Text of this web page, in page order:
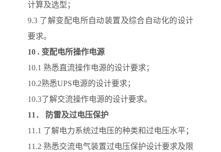
计算及选型；
9.3 了解变配电所自动装置及综合自动化的设计
要求。
10 . 变配电所操作电源
10.1 熟悉直流操作电源的设计要求；
10.2熟悉UPS电源的设计要求；
10.3了解交流操作电源的设计要求。
11 ． 防雷及过电压保护
11.1 了解电力系统过电压的种类和过电压水平；
11.2 熟悉交流电气装置过电压保护设计要求及限